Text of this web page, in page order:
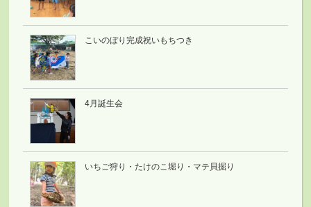
こいのぼり完成祝いもちつき
4月誕生会
いちご狩り・たけのこ堀り・マテ貝掘り